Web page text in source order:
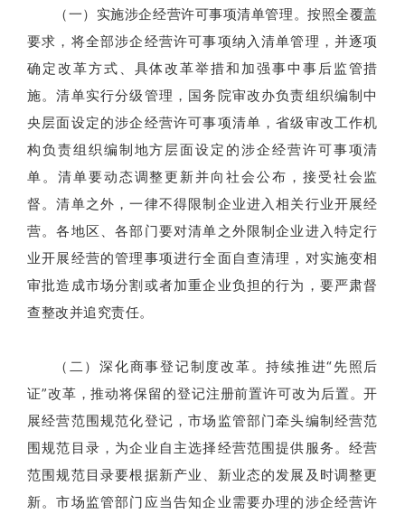
（一）实施涉企经营许可事项清单管理。按照全覆盖
要求，将全部涉企经营许可事项纳入清单管理，并逐项
确定改革方式、具体改革举措和加强事中事后监管措
施。清单实行分级管理，国务院审改办负责组织编制中
央层面设定的涉企经营许可事项清单，省级审改工作机
构负责组织编制地方层面设定的涉企经营许可事项清
单。清单要动态调整更新并向社会公布，接受社会监
督。清单之外，一律不得限制企业进入相关行业开展经
营。各地区、各部门要对清单之外限制企业进入特定行
业开展经营的管理事项进行全面自查清理，对实施变相
审批造成市场分割或者加重企业负担的行为，要严肃督
查整改并追究责任。
（二）深化商事登记制度改革。持续推进“先照后
证”改革，推动将保留的登记注册前置许可改为后置。开
展经营范围规范化登记，市场监管部门牵头编制经营范
围规范目录，为企业自主选择经营范围提供服务。经营
范围规范目录要根据新产业、新业态的发展及时调整更
新。市场监管部门应当告知企业需要办理的涉企经营许